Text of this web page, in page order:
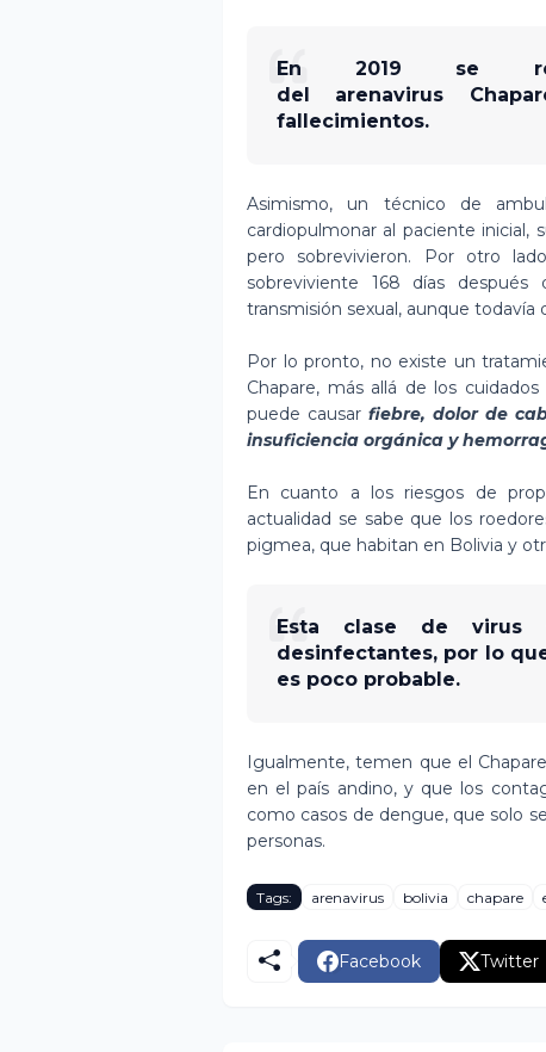
En 2019 se
del arenavirus
fallecimientos.
Asimismo, un técnico de
cardiopulmonar al paciente
pero sobrevivieron. Por otro
sobreviviente 168 días
transmisión sexual, aunque todavía
Por lo pronto, no existe un
Chapare, más allá de los
puede causar fiebre, dolor de
insuficiencia orgánica y
En cuanto a los riesgos de
actualidad se sabe que los
pigmea, que habitan en Bolivia y
Esta clase de virus
desinfectantes, por lo
es poco probable.
Igualmente, temen que el
en el país andino, y que los
como casos de dengue, que solo
personas.
Tags: arenavirus bolivia chapare
Facebook Twitter